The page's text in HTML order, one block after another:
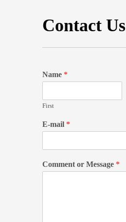
Contact Us
Name *
First
E-mail *
Comment or Message *